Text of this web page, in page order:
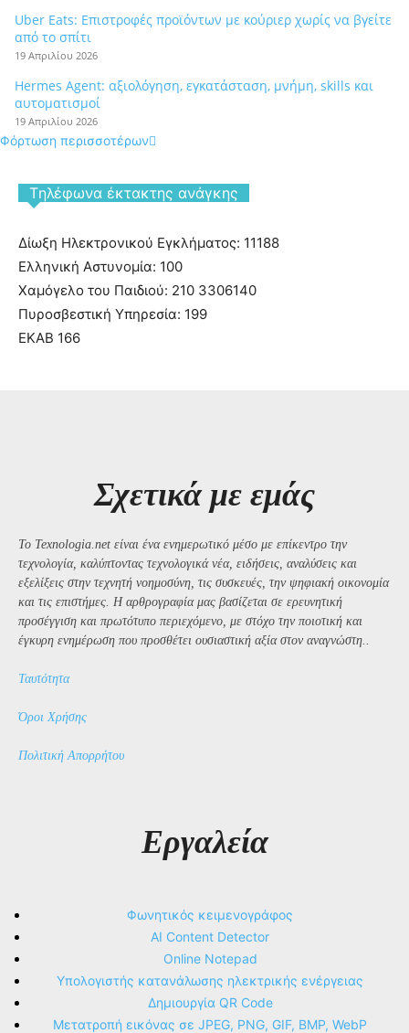
Uber Eats: Επιστροφές προϊόντων με κούριερ χωρίς να βγείτε
από το σπίτι
19 Απριλίου 2026
Hermes Agent: αξιολόγηση, εγκατάσταση, μνήμη, skills και
αυτοματισμοί
19 Απριλίου 2026
Φόρτωση περισσοτέρων
Tηλέφωνα έκτακτης ανάγκης
Δίωξη Ηλεκτρονικού Εγκλήματος: 11188
Ελληνική Αστυνομία: 100
Χαμόγελο του Παιδιού: 210 3306140
Πυροσβεστική Υπηρεσία: 199
ΕΚΑΒ 166
Σχετικά με εμάς
Το Texnologia.net είναι ένα ενημερωτικό μέσο με επίκεντρο την
τεχνολογία, καλύπτοντας τεχνολογικά νέα, ειδήσεις, αναλύσεις και
εξελίξεις στην τεχνητή νοημοσύνη, τις συσκευές, την ψηφιακή οικονομία
και τις επιστήμες. Η αρθρογραφία μας βασίζεται σε ερευνητική
προσέγγιση και πρωτότυπο περιεχόμενο, με στόχο την ποιοτική και
έγκυρη ενημέρωση που προσθέτει ουσιαστική αξία στον αναγνώστη..
Ταυτότητα
Όροι Χρήσης
Πολιτική Απορρήτου
Εργαλεία
Φωνητικός κειμενογράφος
AI Content Detector
Online Notepad
Υπολογιστής κατανάλωσης ηλεκτρικής ενέργειας
Δημιουργία QR Code
Μετατροπή εικόνας σε JPEG, PNG, GIF, BMP, WebP